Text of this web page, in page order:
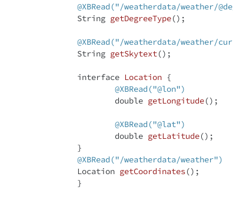
@XBRead("/weatherdata/weather/
String getDegreeType() ;
@XBRead("/weatherdata/weather/
String getSkytext() ;
interface Location {
@XBRead("@lon")
double getLongitude() ;
@XBRead("@lat")
double getLatitude() ;
@XBRead("/weatherdata/weather")
Location getCoordinates() ;